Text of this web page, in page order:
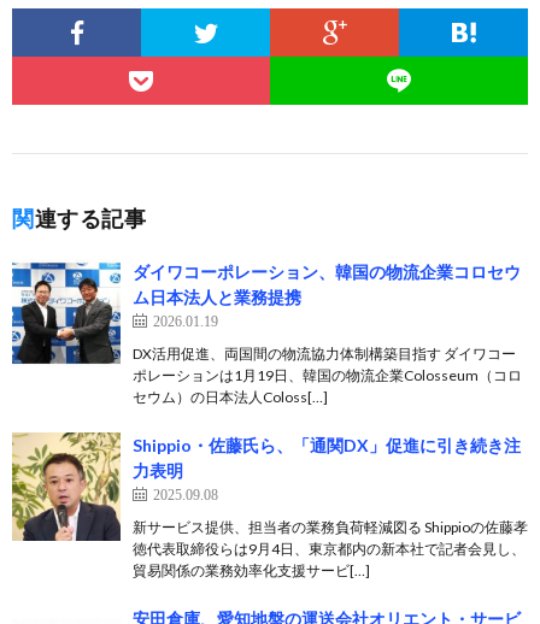
関連する記事
ダイワコーポレーション、韓国の物流企業コロセウ
ム日本法人と業務提携
2026.01.19
DX活用促進、両国間の物流協力体制構築目指す ダイワコー
ポレーションは1月19日、韓国の物流企業Colosseum（コロ
セウム）の日本法人Coloss[…]
Shippio・佐藤氏ら、「通関DX」促進に引き続き注
力表明
2025.09.08
新サービス提供、担当者の業務負荷軽減図る Shippioの佐藤孝
徳代表取締役らは9月4日、東京都内の新本社で記者会見し、
貿易関係の業務効率化支援サービ[…]
安田倉庫、愛知地盤の運送会社オリエント・サービ